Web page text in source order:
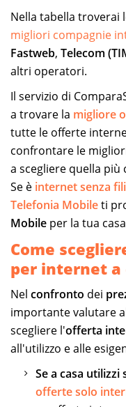
Nella tabella troverai
migliori compagnie
Fastweb, Telecom
altri operatori.
Il servizio di
a trovare la migliore
tutte le offerte
confrontare le
a scegliere quella più
Se è internet senza fili
Telefonia Mobileti
Mobile per la tua
Come
per internet a
Nel confronto dei
importante valutare
scegliere l'offerta
all'utilizzo e alle
Se a casa
offerte solo